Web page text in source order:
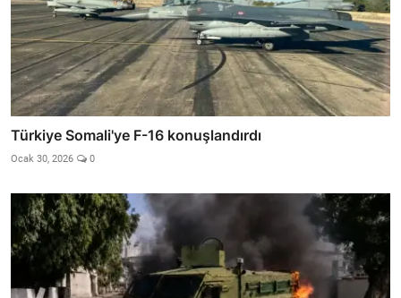
Türkiye Somali'ye F-16 konuşlandırdı
Ocak 30, 2026 0